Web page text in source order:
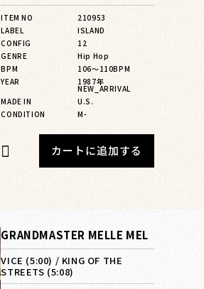
ITEM NO
210953
LABEL
ISLAND
CONFIG
12
GENRE
Hip Hop
BPM
106〜110BPM
YEAR
1987年
NEW_ARRIVAL
MADE IN
U.S.
CONDITION
M-
カートに追加する
GRANDMASTER MELLE MEL
VICE (5:00) / KING OF THE
STREETS (5:08)